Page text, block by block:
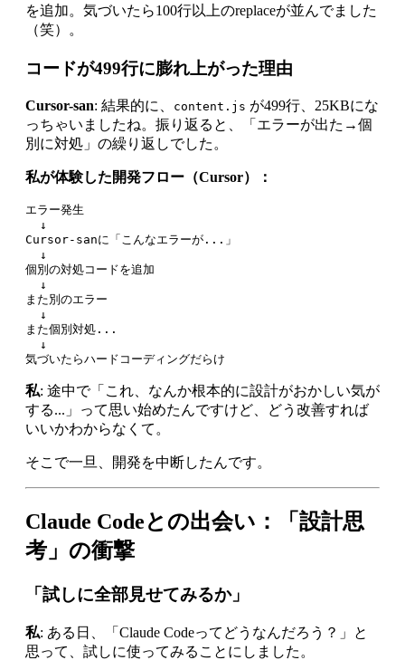
を追加。気づいたら100行以上のreplaceが並んでました
（笑）。
コードが499行に膨れ上がった理由
Cursor-san: 結果的に、 content.js が499行、25KBにな
っちゃいましたね。振り返ると、「エラーが出た→個
別に対処」の繰り返しでした。
私が体験した開発フロー（Cursor）：
エラー発生
  ↓
Cursor-sanに「こんなエラーが...」
  ↓
個別の対処コードを追加
  ↓
また別のエラー
  ↓
また個別対処...
  ↓
私: 途中で「これ、なんか根本的に設計がおかしい気が
する...」って思い始めたんですけど、どう改善すれば
いいかわからなくて。
そこで一旦、開発を中断したんです。
Claude Codeとの出会い：「設計思
考」の衝撃
「試しに全部見せてみるか」
私: ある日、「Claude Codeってどうなんだろう？」と
思って、試しに使ってみることにしました。